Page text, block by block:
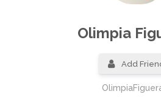
Olimpia
Add